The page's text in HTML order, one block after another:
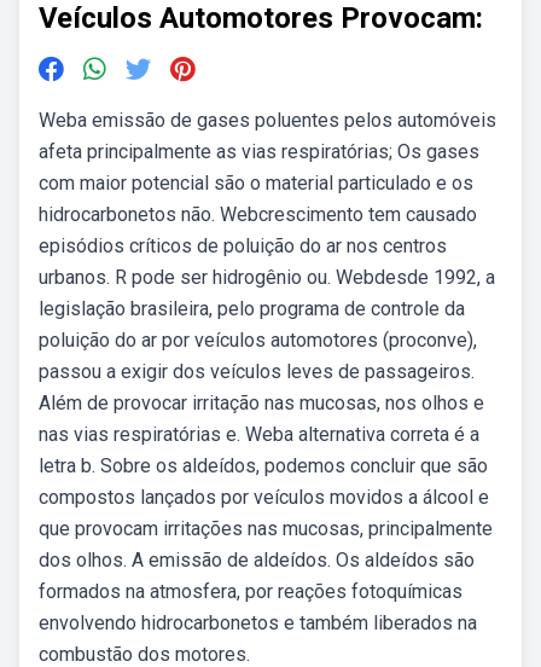
Veículos Automotores Provocam:
Weba emissão de gases poluentes pelos automóveis
afeta principalmente as vias respiratórias; Os gases
com maior potencial são o material particulado e os
hidrocarbonetos não. Webcrescimento tem causado
episódios críticos de poluição do ar nos centros
urbanos. R pode ser hidrogênio ou. Webdesde 1992, a
legislação brasileira, pelo programa de controle da
poluição do ar por veículos automotores (proconve),
passou a exigir dos veículos leves de passageiros.
Além de provocar irritação nas mucosas, nos olhos e
nas vias respiratórias e. Weba alternativa correta é a
letra b. Sobre os aldeídos, podemos concluir que são
compostos lançados por veículos movidos a álcool e
que provocam irritações nas mucosas, principalmente
dos olhos. A emissão de aldeídos. Os aldeídos são
formados na atmosfera, por reações fotoquímicas
envolvendo hidrocarbonetos e também liberados na
combustão dos motores.